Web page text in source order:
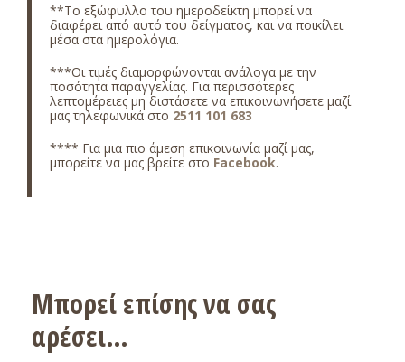
**Το εξώφυλλο του ημεροδείκτη μπορεί να
διαφέρει από αυτό του δείγματος, και να ποικίλει
μέσα στα ημερολόγια.
***Οι τιμές διαμορφώνονται ανάλογα με την
ποσότητα παραγγελίας. Για περισσότερες
λεπτομέρειες μη διστάσετε να επικοινωνήσετε μαζί
μας τηλεφωνικά στο 2511 101 683
**** Για μια πιο άμεση επικοινωνία μαζί μας,
μπορείτε να μας βρείτε στο Facebook.
Μπορεί επίσης να σας
αρέσει…